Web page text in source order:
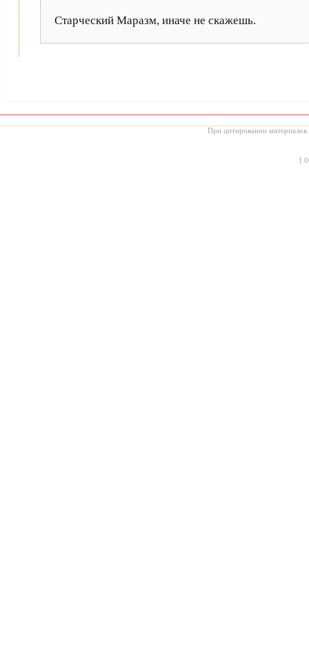
Старческий Маразм, иначе не скажешь.
При цитировании материалов
[